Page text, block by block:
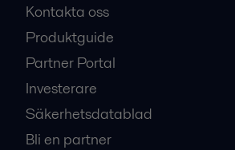
Kontakta oss
Produktguide
Partner Portal
Investerare
Säkerhetsdatablad
Bli en partner